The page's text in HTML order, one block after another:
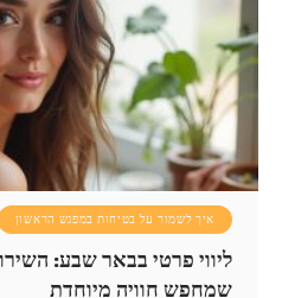
איך לשמור על בטיחות במפגש הראשון
ליווי פרטי בבאר שבע:
שמחפש חוויה מיוחדת